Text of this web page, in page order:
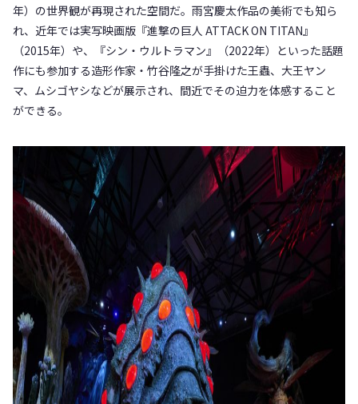
年）の世界観が再現された空間だ。雨宮慶太作品の美術でも知ら
れ、近年では実写映画版『進撃の巨人 ATTACK ON TITAN』
（2015年）や、『シン・ウルトラマン』（2022年）といった話題
作にも参加する造形作家・竹谷隆之が手掛けた王蟲、大王ヤン
マ、ムシゴヤシなどが展示され、間近でその迫力を体感すること
ができる。